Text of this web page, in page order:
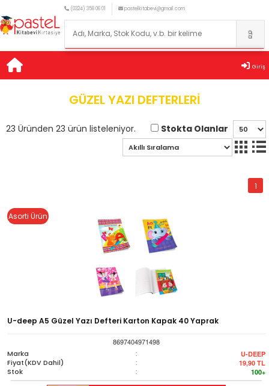
(0324) 358 06 01 pastelkitabevi@gmail.com
Giriş
GÜZEL YAZI DEFTERLERİ
23 Üründen 23 ürün listeleniyor. Stokta Olanlar
1
Asorti Ürün
U-deep A5 Güzel Yazı Defteri Karton Kapak 40 Yaprak
8697404971498
Marka
: U-DEEP
Fiyat(KDV Dahil) : 19,90 TL
Stok : 100+